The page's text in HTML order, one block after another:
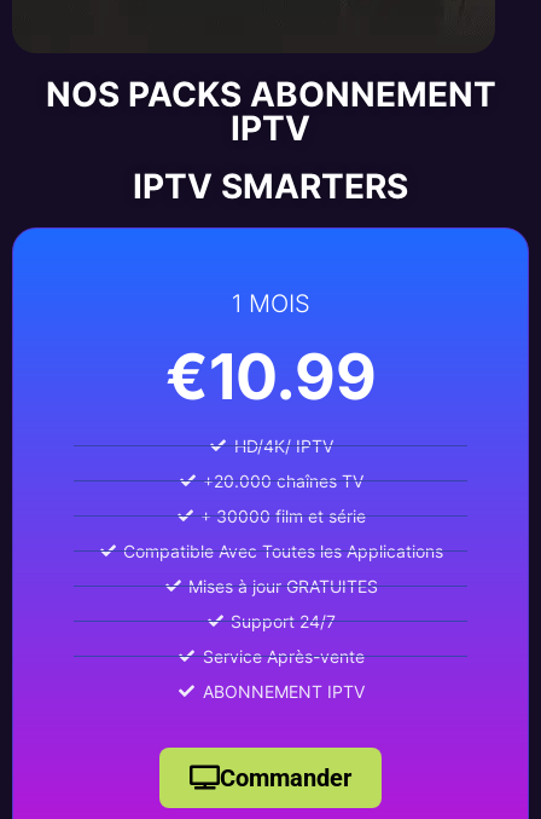
NOS PACKS ABONNEMENT
IPTV
IPTV SMARTERS
1 MOIS
€10.99
HD/4K/ IPTV
+20.000 chaînes TV
+ 30000 film et série
Compatible Avec Toutes les Applications
Mises à jour GRATUITES
Support 24/7
Service Après-vente
ABONNEMENT IPTV
Commander